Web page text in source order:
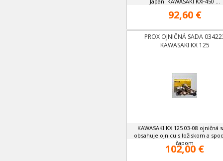
92,60 €
PROX OJNIČNÁ SADA
KAWASAKI KX 125
KAWASAKI KX 125 03-08 ojničná
obsahuje ojnicu s ložiskom a
čapom
102,00 €